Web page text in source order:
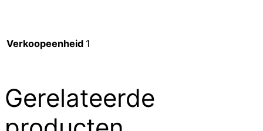
Verkoopeenheid 1
Gerelateerde